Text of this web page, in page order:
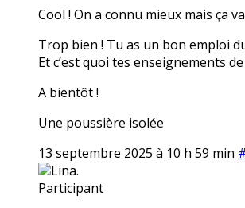
Cool ! On a connu mieux mais ça
Trop bien ! Tu as un bon emploi
Et c’est quoi tes enseignements
A bientôt !
Une poussière isolée
13 septembre 2025 à 10 h 59 min
Lina.
Participant